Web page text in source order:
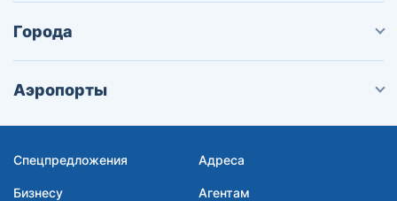
Города
Аэропорты
Спецпредложения Адреса
Бизнесу Агентам